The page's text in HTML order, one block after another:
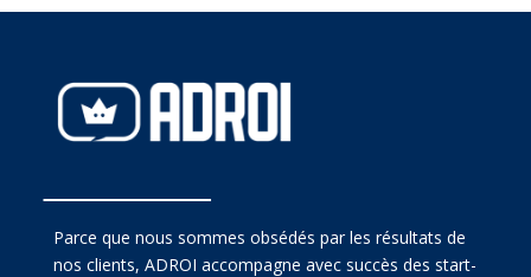
Parce que nous sommes obsédés par les résultats de
nos clients, ADROI accompagne avec succès des start-